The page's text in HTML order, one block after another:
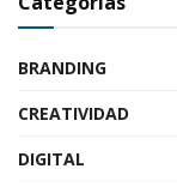
BRANDING
CREATIVIDAD
DIGITAL